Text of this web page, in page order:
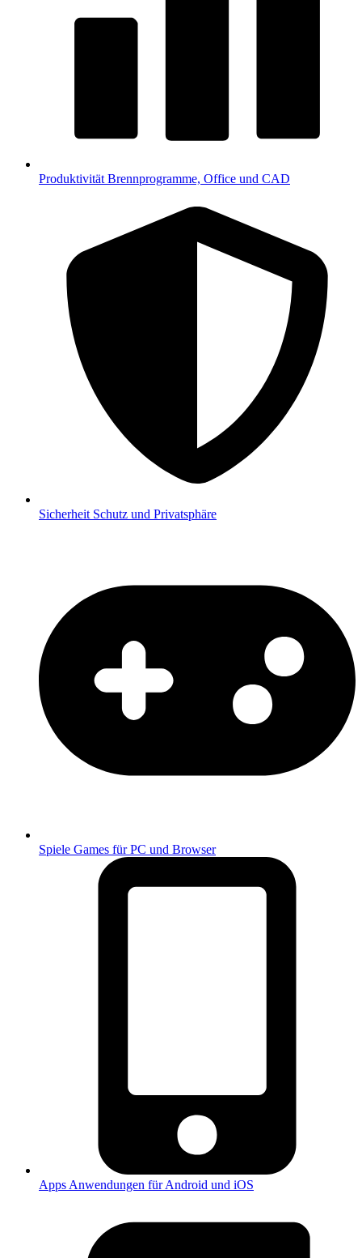
Produktivität Brennprogramme, Office und CAD
Sicherheit Schutz und Privatsphäre
Spiele Games für PC und Browser
Apps Anwendungen für Android und iOS